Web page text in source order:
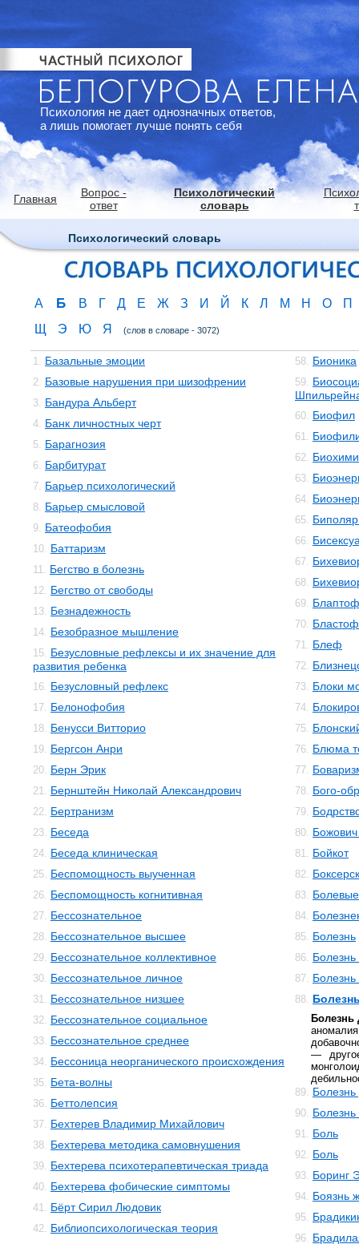
Психология не дает однозначных ответов,
а лишь помогает лучше понять себя
Главная
Вопрос -
ответ
Психологический
словарь
Психологический словарь
А Б В Г Д Е Ж З И Й К Л М Н О
П
Щ
Э Ю Я (слов в словаре - 3072)
1. Базальные эмоции
2. Базовые нарушения при шизофрении
3. Бандура Альберт
4. Банк личностных черт
5. Барагнозия
6. Барбитурат
7. Барьер психологический
8. Барьер смысловой
9. Батеофобия
10. Баттаризм
11. Бегство в болезнь
12. Бегство от свободы
13. Безнадежность
14. Безобразное мышление
15. Безусловные рефлексы и их значение для
развития ребенка
16. Безусловный рефлекс
17. Белонофобия
18. Бенусси Витторио
19. Бергсон Анри
20. Берн Эрик
21. Бернштейн Николай Александрович
22. Бертранизм
23. Беседа
24. Беседа клиническая
25. Беспомощность выученная
26. Беспомощность когнитивная
27. Бессознательное
28. Бессознательное высшее
29. Бессознательное коллективное
30. Бессознательное личное
31. Бессознательное низшее
32. Бессознательное социальное
33. Бессознательное среднее
34. Бессоница неорганического происхождения
35. Бета-волны
36. Беттолепсия
37. Бехтерев Владимир Михайлович
38. Бехтерева методика самовнушения
39. Бехтерева психотерапевтическая триада
40. Бехтерева фобические симптомы
41. Бёрт Сирил Людовик
42. Библиопсихологическая теория
58. Бионика
59.
60. Биофил
61.
62.
63.
64.
65.
66.
67.
68.
69.
70.
71. Блеф
72.
73. Блоки
74.
75.
76. Блюма
77.
78. Бого-
79.
80.
81. Бойкот
82.
83.
84.
85. Болезнь
86.
87.
88.
Болезнь
—
89.
90.
91. Боль
92. Боль
93. Боринг
94. Боязнь
95.
96.